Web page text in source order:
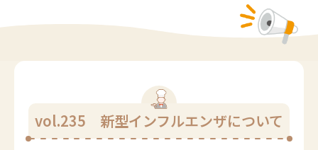
vol.235 新型インフルエンザについて